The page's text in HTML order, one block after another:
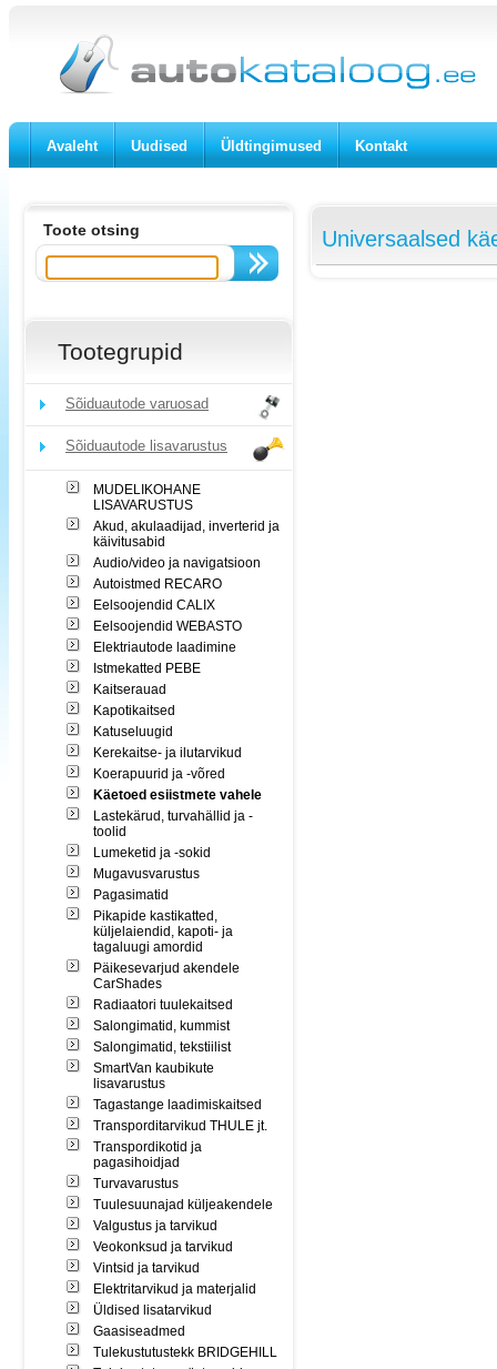
Avaleht Uudised Üldtingimused Kontakt
Toote otsing
Tootegrupid
Sõiduautode varuosad
Sõiduautode lisavarustus
MUDELIKOHANE
LISAVARUSTUS
Akud, akulaadijad, inverterid ja
käivitusabid
Audio/video ja navigatsioon
Autoistmed RECARO
Eelsoojendid CALIX
Eelsoojendid WEBASTO
Elektriautode laadimine
Istmekatted PEBE
Kaitserauad
Kapotikaitsed
Katuseluugid
Kerekaitse- ja ilutarvikud
Koerapuurid ja -võred
Käetoed esiistmete vahele
Lastekärud, turvahällid ja -
toolid
Lumeketid ja -sokid
Mugavusvarustus
Pagasimatid
Pikapide kastikatted,
küljelaiendid, kapoti- ja
tagaluugi amordid
Päikesevarjud akendele
CarShades
Radiaatori tuulekaitsed
Salongimatid, kummist
Salongimatid, tekstiilist
SmartVan kaubikute
lisavarustus
Tagastange laadimiskaitsed
Transporditarvikud THULE jt.
Transpordikotid ja
pagasihoidjad
Turvavarustus
Tuulesuunajad küljeakendele
Valgustus ja tarvikud
Veokonksud ja tarvikud
Vintsid ja tarvikud
Elektritarvikud ja materjalid
Üldised lisatarvikud
Gaasiseadmed
Tulekustutustekk BRIDGEHILL
Universaalsed